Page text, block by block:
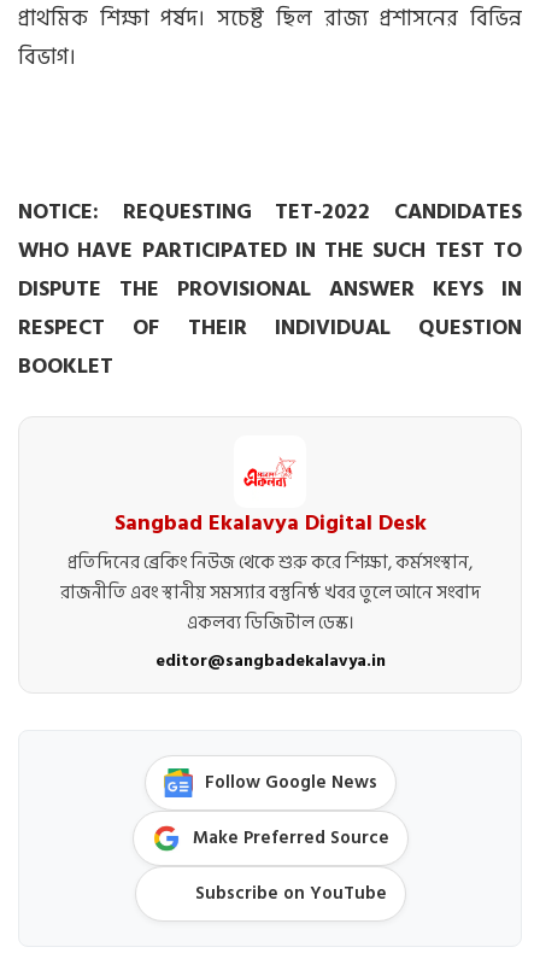
প্রাথমিক শিক্ষা পর্ষদ। সচেষ্ট ছিল রাজ্য প্রশাসনের বিভিন্ন
বিভাগ।
NOTICE: REQUESTING TET-2022 CANDIDATES
WHO HAVE PARTICIPATED IN THE SUCH TEST TO
DISPUTE THE PROVISIONAL ANSWER KEYS IN
RESPECT OF THEIR INDIVIDUAL QUESTION
BOOKLET
Sangbad Ekalavya Digital Desk
প্রতিদিনের ব্রেকিং নিউজ থেকে শুরু করে শিক্ষা, কর্মসংস্থান,
রাজনীতি এবং স্থানীয় সমস্যার বস্তুনিষ্ঠ খবর তুলে আনে সংবাদ
একলব্য ডিজিটাল ডেস্ক।
editor@sangbadekalavya.in
Follow Google News
Make Preferred Source
Subscribe on YouTube